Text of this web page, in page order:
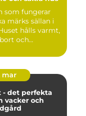
som fungerar
märks sällan i
hålls varmt,
och...
mar
- det perfekta
vacker och